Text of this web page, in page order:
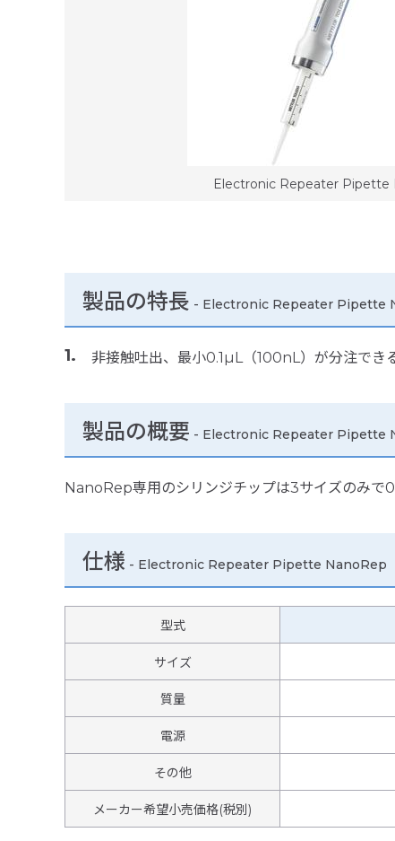
Electronic Repeater Pipette
製品の特長 - Electronic Repeater Pipette
非接触吐出、最小0.1µL（100nL）が分注でき
製品の概要 - Electronic Repeater Pipette
NanoRep専用のシリンジチップは3サイズのみで
仕様 - Electronic Repeater Pipette NanoRep
型式
サイズ
質量
電源
その他
メーカー希望小売価格(税別)